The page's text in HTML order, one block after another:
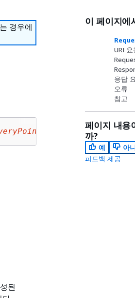
경우에
/restore-
된
이 페이지에
URI
응답
오류
참고
페이지 내용
까?
예
아
피드백 제공